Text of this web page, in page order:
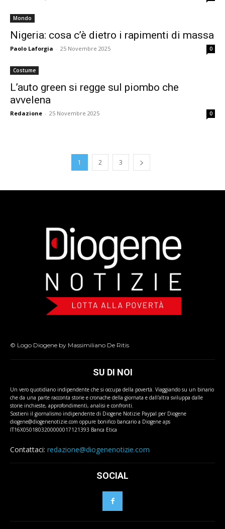
Mondo
Nigeria: cosa c’è dietro i rapimenti di massa
Paolo Laforgia - 25 Novembre 2025 0
Costume
L’auto green si regge sul piombo che
avvelena
Redazione - 25 Novembre 2025 0
1 2 3
© Logo Diogene by Massimiliano De Ritis
SU DI NOI
Un vero quotidiano indipendente che si occupa della povertà. Viaggiando su un binario
che da una parte racconta storie e cronache della giornata e dall'altra sviluppa dalle
storie inchieste, approfondimenti, analisi e confronti.
Sostieni il giornalismo indipendente di Diogene Notizie Paypal per Diogene
diogene@diogenenotizie.com oppure bonifico bancario a Diogene aps
IT16X0501803200000017121393 Banca Etica
Contattaci: redazione@diogenenotizie.com
SOCIAL